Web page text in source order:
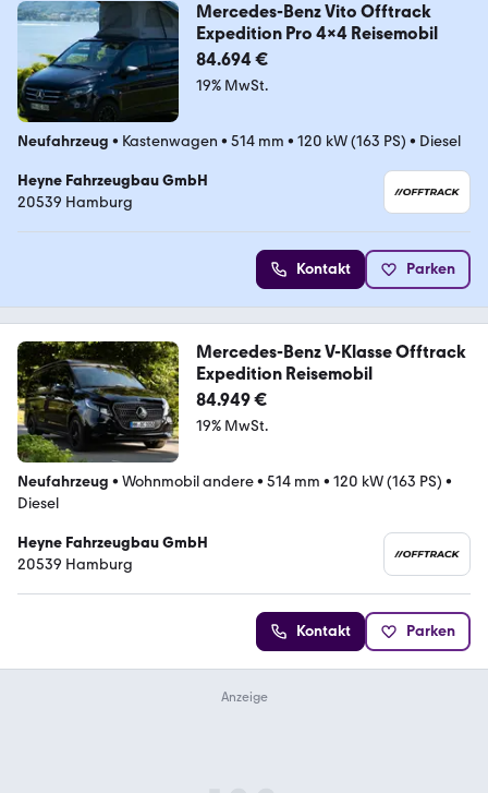
Mercedes-Benz Vito Offtrack
Expedition Pro 4x4 Reisemobil
84.694 €
19% MwSt.
Neufahrzeug • Kastenwagen • 514 mm • 120 kW (163 PS) • Diesel
Heyne Fahrzeugbau GmbH
20539 Hamburg
Kontakt Parken
Mercedes-Benz V-Klasse Offtrack
Expedition Reisemobil
84.949 €
19% MwSt.
Neufahrzeug • Wohnmobil andere• 514 mm • 120 kW (163 PS) •
Diesel
Heyne Fahrzeugbau GmbH
20539 Hamburg
Kontakt Parken